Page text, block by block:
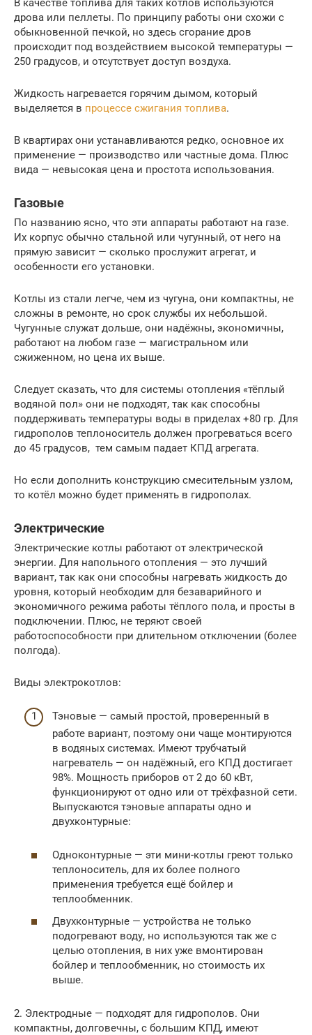
В качестве топлива для таких котлов используются
дрова или пеллеты. По принципу работы они схожи с
обыкновенной печкой, но здесь сгорание дров
происходит под воздействием высокой температуры —
250 градусов, и отсутствует доступ воздуха.
Жидкость нагревается горячим дымом, который
выделяется в процессе сжигания топлива.
В квартирах они устанавливаются редко, основное их
применение — производство или частные дома. Плюс
вида — невысокая цена и простота использования.
Газовые
По названию ясно, что эти аппараты работают на газе.
Их корпус обычно стальной или чугунный, от него на
прямую зависит — сколько прослужит агрегат, и
особенности его установки.
Котлы из стали легче, чем из чугуна, они компактны, не
сложны в ремонте, но срок службы их небольшой.
Чугунные служат дольше, они надёжны, экономичны,
работают на любом газе — магистральном или
сжиженном, но цена их выше.
Следует сказать, что для системы отопления «тёплый
водяной пол» они не подходят, так как способны
поддерживать температуры воды в приделах +80 гр. Для
гидрополов теплоноситель должен прогреваться всего
до 45 градусов, тем самым падает КПД агрегата.
Но если дополнить конструкцию смесительным узлом,
то котёл можно будет применять в гидрополах.
Электрические
Электрические котлы работают от электрической
энергии. Для напольного отопления — это лучший
вариант, так как они способны нагревать жидкость до
уровня, который необходим для безаварийного и
экономичного режима работы тёплого пола, и просты в
подключении. Плюс, не теряют своей
работоспособности при длительном отключении (более
полгода).
Виды электрокотлов:
Тэновые — самый простой, проверенный в
работе вариант, поэтому они чаще монтируются
в водяных системах. Имеют трубчатый
нагреватель — он надёжный, его КПД достигает
98%. Мощность приборов от 2 до 60 кВт,
функционируют от одно или от трёхфазной сети.
Выпускаются тэновые аппараты одно и
двухконтурные:
Одноконтурные — эти мини-котлы греют только
теплоноситель, для их более полного
применения требуется ещё бойлер и
теплообменник.
Двухконтурные — устройства не только
подогревают воду, но используются так же с
целью отопления, в них уже вмонтирован
бойлер и теплообменник, но стоимость их
выше.
2. Электродные — подходят для гидрополов. Они
компактны, долговечны, с большим КПД, имеют